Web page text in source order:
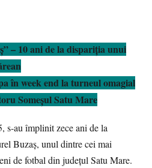
– 10 ani de la dispariția unui
în week end la turneul omagial
Someșul Satu Mare
s-au împlinit zece ani de la
Buzaș, unul dintre cei mai
de fotbal din județul Satu Mare.